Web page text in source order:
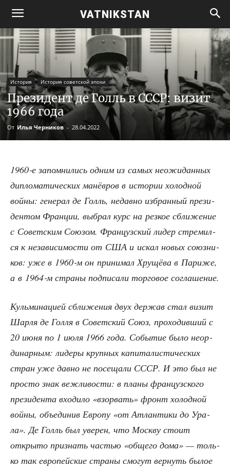
VATNIKSTAN
История История советской эпохи
Президент де Голль в СССР: визит
1966 года
От Илья Черников - 28.04.2022
1960‑е запом­ни­лись одним из самых неожи­дан­ных
дипло­ма­ти­че­ских манёв­ров в исто­рии холод­ной
вой­ны: гене­рал де Голль, недав­но избран­ный пре­зи­
ден­том Фран­ции, выбрал курс на рез­кое сбли­же­ние
с Совет­ским Сою­зом. Фран­цуз­ский лидер стре­мил­
ся к неза­ви­си­мо­сти от США и искал новых союз­ни­
ков: уже в 1960‑м он при­ни­мал Хру­щё­ва в Пари­же,
а в 1964‑м стра­ны под­пи­са­ли тор­го­вое соглашение.
Куль­ми­на­ци­ей сбли­же­ния двух дер­жав стал визит
Шар­ля де Гол­ля в Совет­ский Союз, про­хо­див­ший с
20 июня по 1 июля 1966 года. Собы­тие было неор­
ди­нар­ным: лиде­ры круп­ных капи­та­ли­сти­че­ских
стран уже дав­но не посе­ща­ли СССР. И это был не
про­сто знак веж­ли­во­сти: в пла­ны фран­цуз­ско­го
пре­зи­ден­та вхо­ди­ло «взо­рвать» фронт холод­ной
вой­ны, объ­еди­нив Евро­пу «от Атлан­ти­ки до Ура­
ла». Де Голль был уве­рен, что Моск­ву сто­ит
откры­то при­знать частью «обще­го дома» — толь­
ко так евро­пей­ские стра­ны смо­гут вер­нуть былое